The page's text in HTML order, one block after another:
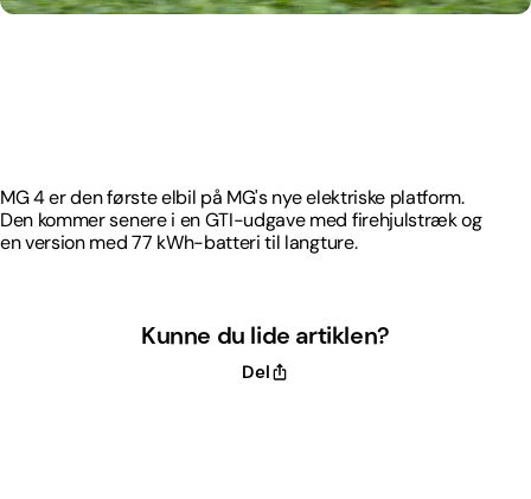
MG 4 er den første elbil på MG's nye elektriske platform.
Den kommer senere i en GTI-udgave med firehjulstræk og
en version med 77 kWh-batteri til langture.
Kunne du lide artiklen?
Del